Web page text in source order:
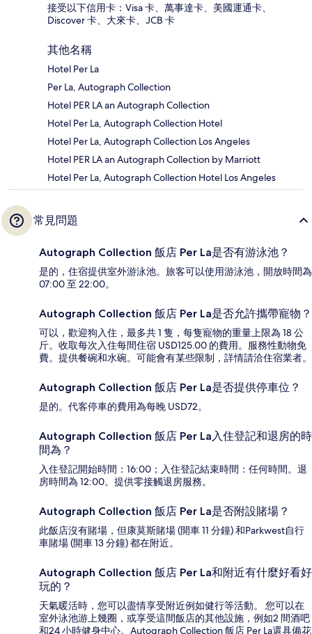
接受以下信用卡：Visa 卡、萬事達卡、美國運通卡、
Discover 卡、大來卡、JCB 卡
其他名稱
Hotel Per La
Per La, Autograph Collection
Hotel PER LA an Autograph Collection
Hotel Per La, Autograph Collection Hotel
Hotel Per La, Autograph Collection Los Angeles
Hotel PER LA an Autograph Collection by Marriott
Hotel Per La, Autograph Collection Hotel Los Angeles
常見問題
Autograph Collection 飯店 Per La是否有游泳池？
是的，住宿提供室外游泳池。旅客可以使用游泳池，開放時間為
07:00 至 22:00。
Autograph Collection 飯店 Per La是否允許攜帶寵物？
可以，歡迎狗入住，最多共 1 隻，每隻寵物的重量上限為 18 公
斤。收取每次入住每間住宿 USD125.00 的費用。服務性動物免
費。提供餐碗和水碗。可能會有某些限制，詳情請洽住宿業者。
Autograph Collection 飯店 Per La是否提供停車位？
是的。代客停車的費用為每晚 USD72。
Autograph Collection 飯店 Per La入住登記和退房的時
間為？
入住登記開始時間：16:00；入住登記結束時間：任何時間。退
房時間為 12:00。提供零接觸退房服務。
Autograph Collection 飯店 Per La是否附設賭場？
此飯店沒有賭場，但康莫斯賭場 (開車 11 分鐘) 和Parkwest自行
車賭場 (開車 13 分鐘) 都在附近。
Autograph Collection 飯店 Per La和附近有什麼好看好
玩的？
天氣暖活時，您可以盡情享受附近例如健行等活動。 您可以在
室外泳池游上幾圈，或享受這間飯店的其他設施，例如2 間酒吧
和24 小時健身中心。Autograph Collection 飯店 Per La還具備花